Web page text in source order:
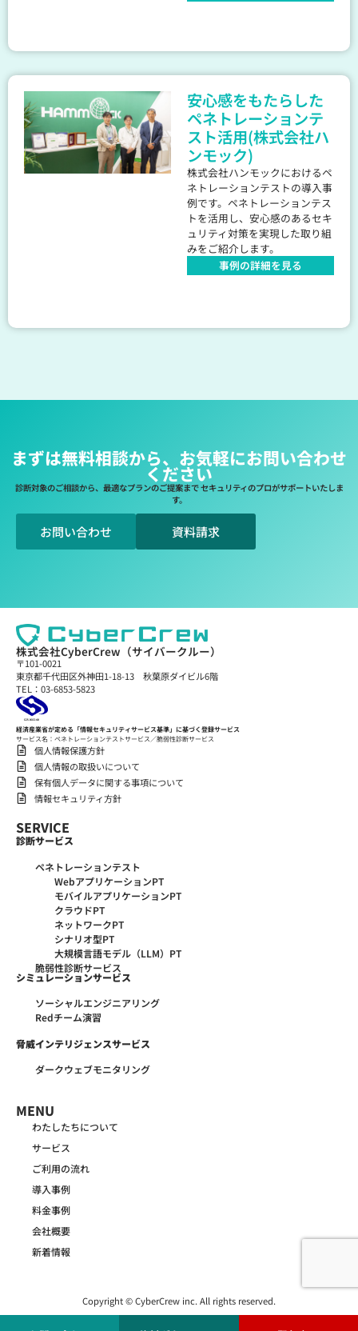
安心感をもたらした
ペネトレーションテ
スト活用(株式会社ハ
ンモック)
株式会社ハンモックにおけるペ
ネトレーションテストの導入事
例です。ペネトレーションテス
トを活用し、安心感のあるセキ
ュリティ対策を実現した取り組
みをご紹介します。
事例の詳細を見る
まずは無料相談から、お気軽にお問い合わせ
ください
診断対象のご相談から、最適なプランのご提案まで セキュリティのプロがサポートいたしま
す。
お問い合わせ 資料請求
株式会社CyberCrew（サイバークルー）
〒101-0021
東京都千代田区外神田1-18-13 秋葉原ダイビル6階
TEL：03-6853-5823
経済産業省が定める「情報セキュリティサービス基準」に基づく登録サービス
サービス名：ペネトレーションテストサービス／脆弱性診断サービス
個人情報保護方針
個人情報の取扱いについて
保有個人データに関する事項について
情報セキュリティ方針
SERVICE
診断サービス
ペネトレーションテスト
WebアプリケーションPT
モバイルアプリケーションPT
クラウドPT
ネットワークPT
シナリオ型PT
大規模言語モデル（LLM）PT
脆弱性診断サービス
シミュレーションサービス
ソーシャルエンジニアリング
Redチーム演習
脅威インテリジェンスサービス
ダークウェブモニタリング
MENU
わたしたちについて
サービス
ご利用の流れ
導入事例
料金事例
会社概要
新着情報
Copyright © CyberCrew inc. All rights reserved.